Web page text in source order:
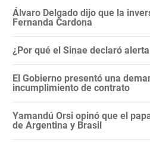
Álvaro Delgado dijo que la
Fernanda Cardona
¿Por qué el Sinae declaró
El Gobierno presentó una
incumplimiento de contrato
Yamandú Orsi opinó que el
de Argentina y Brasil